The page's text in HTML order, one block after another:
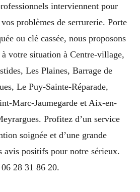
interviennent pour
problèmes de serrurerie. Porte
ou clé cassée, nous proposons
votre situation à Centre-village,
Les Plaines, Barrage de
Le Puy-Sainte-Réparade,
Marc-Jaumegarde et Aix-en-
Profitez d’un service
soignée et d’une grande
avis positifs pour notre sérieux.
06 28 31 86 20.